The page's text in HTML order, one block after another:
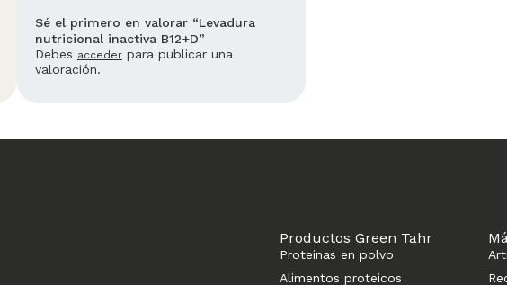
Sé el primero en valorar “Levadura
nutricional inactiva B12+D”
Debes accederpara publicar una
valoración.
Productos Green Tahr
Proteinas en polvo
Alimentos proteicos